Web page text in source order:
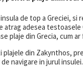
de top a Greciei, si
atrag adesea
plaje din Grecia, cum
plajele din Zakynthos,
navigare in jurul